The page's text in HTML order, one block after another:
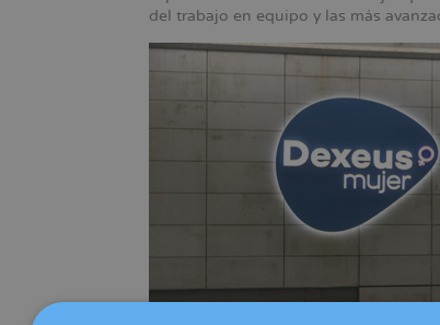
del trabajo en equipo y las más